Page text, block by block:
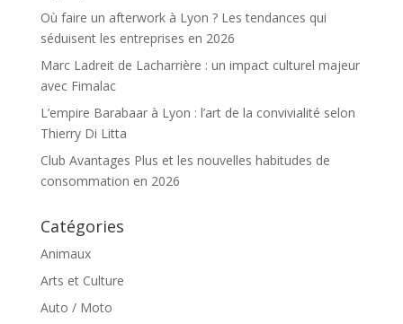
Où faire un afterwork à Lyon ? Les tendances qui
séduisent les entreprises en 2026
Marc Ladreit de Lacharrière : un impact culturel majeur
avec Fimalac
L’empire Barabaar à Lyon : l’art de la convivialité selon
Thierry Di Litta
Club Avantages Plus et les nouvelles habitudes de
consommation en 2026
Catégories
Animaux
Arts et Culture
Auto / Moto